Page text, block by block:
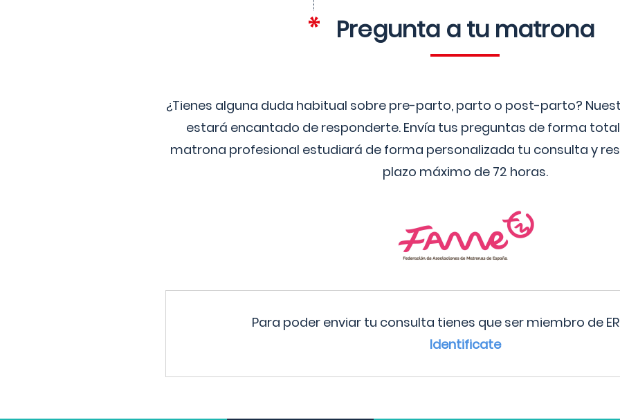
Pregunta a tu matrona
¿Tienes alguna duda habitual sobre pre-parto, parto o post-parto?
estará encantado de responderte. Envía tus preguntas de forma
matrona profesional estudiará de forma personalizada tu consulta y
plazo máximo de 72 horas.
Para poder enviar tu consulta tienes que ser miembro de
Identificate